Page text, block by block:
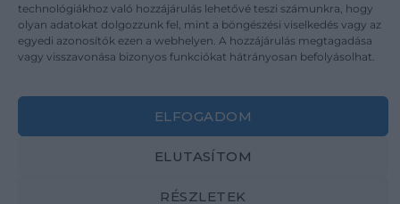
technológiákhoz való hozzájárulás lehetővé teszi számunkra, hogy
olyan adatokat dolgozzunk fel, mint a böngészési viselkedés vagy az
egyedi azonosítók ezen a webhelyen. A hozzájárulás megtagadása
vagy visszavonása bizonyos funkciókat hátrányosan befolyásolhat.
ELFOGADOM
ELUTASÍTOM
RÉSZLETEK
Kapcsolat
Impresszum